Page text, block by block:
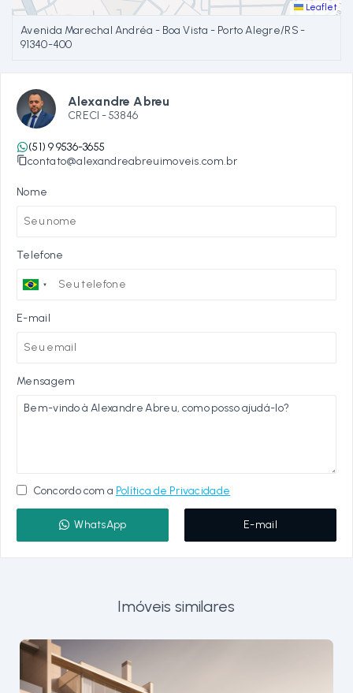
Leaflet
Avenida Marechal Andréa - Boa Vista - Porto Alegre/RS -
91340-400
Alexandre Abreu
CRECI -53846
(51) 9 9536-3655
contato@alexandreabreuimoveis.com.br
Nome
Telefone
E-mail
Mensagem
Concordo com a Política de Privacidade
WhatsApp E-mail
Imóveis similares